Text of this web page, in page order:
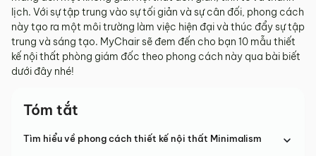
lịch. Với sự tập trung vào sự tối giản và sự cân đối, phong cách
này tạo ra một môi trường làm việc hiện đại và thúc đẩy sự tập
trung và sáng tạo. MyChair sẽ đem đến cho bạn 10 mẫu thiết
kế nội thất phòng giám đốc theo phong cách này qua bài biết
dưới đây nhé!
Tóm tắt
Tìm hiểu về phong cách thiết kế nội thất Minimalism